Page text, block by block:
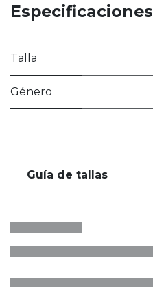
Especificaciones
Talla
Género
Guía de tallas